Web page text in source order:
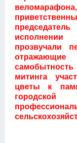
исполнении
прозвучали
митинга
цветы к